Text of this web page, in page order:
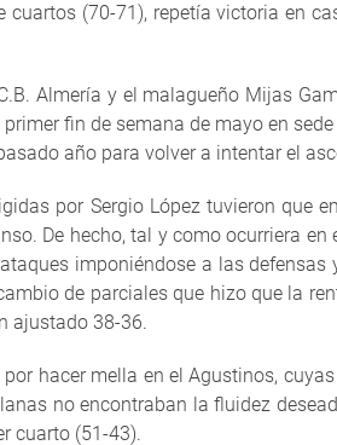
cuartos (70-71), repetía victoria en
Almería y el malagueño Mijas
fin de semana de mayo en
año para volver a intentar el
por Sergio López tuvieron que
De hecho, tal y como ocurriera
imponiéndose a las
de parciales que hizo que la
ajustado 38-36.
hacer mella en el Agustinos,
no encontraban la fluidez
cuarto (51-43).